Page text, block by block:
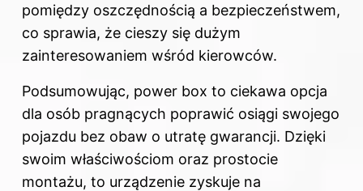
pomiędzy oszczędnością a bezpieczeństwem,
co sprawia, że cieszy się dużym
zainteresowaniem wśród kierowców.
Podsumowując, power box to ciekawa opcja
dla osób pragnących poprawić osiągi swojego
pojazdu bez obaw o utratę gwarancji. Dzięki
swoim właściwościom oraz prostocie
montażu, to urządzenie zyskuje na